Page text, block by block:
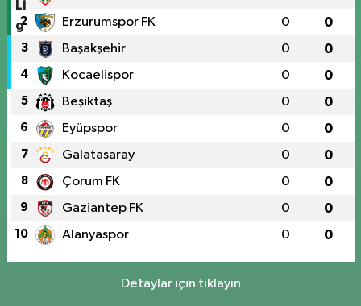
2 Erzurumspor FK 0 0
3 Başakşehir 0 0
4 Kocaelispor 0 0
5 Beşiktaş 0 0
6 Eyüpspor 0 0
7 Galatasaray 0 0
8 Çorum FK 0 0
9 Gaziantep FK 0 0
10 Alanyaspor 0 0
Detaylar için tıklayın